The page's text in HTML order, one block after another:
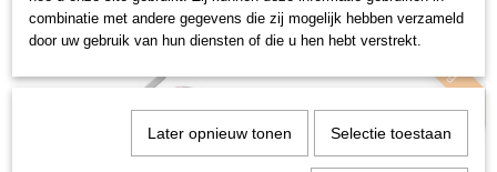
Aanbieding
combinatie met andere gegevens die zij mogelijk hebben verzameld
door uw gebruik van hun diensten of die u hen hebt verstrekt.
Later opnieuw tonen Selectie toestaan